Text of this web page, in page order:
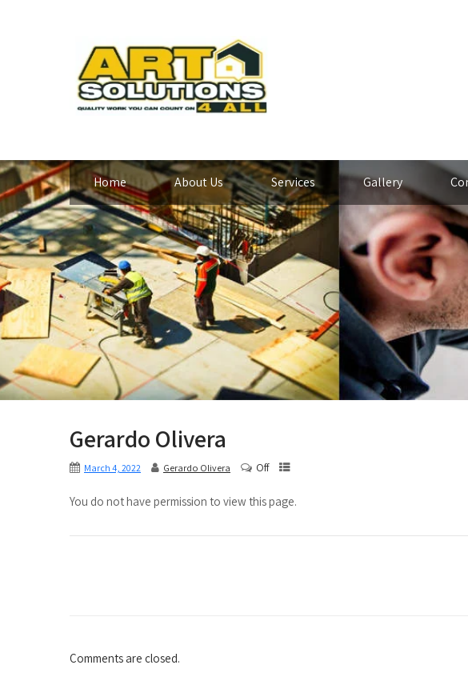
Home About Us Services Gallery
Gerardo Olivera
March 4, 2022 Gerardo Olivera Off
You do not have permission to view this page.
Comments are closed.